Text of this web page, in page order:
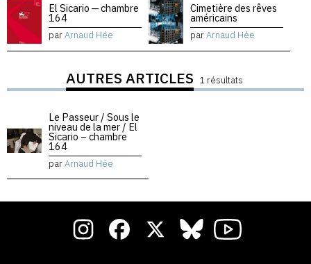
El Sicario — chambre
164
parArnaud Hée
Cimetière des rêves
américains
parArnaud Hée
AUTRES ARTICLES 1 résultats
Le Passeur / Sous le
niveau de la mer / El
Sicario – chambre
164
parArnaud Hée